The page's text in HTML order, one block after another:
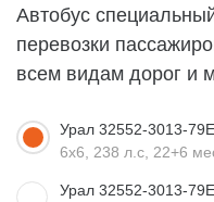
Автобус
перевозки
всем видам дорог и
Урал 32552-3013-
6x6, 238 л.с, 22+6
Урал 32552-3013-